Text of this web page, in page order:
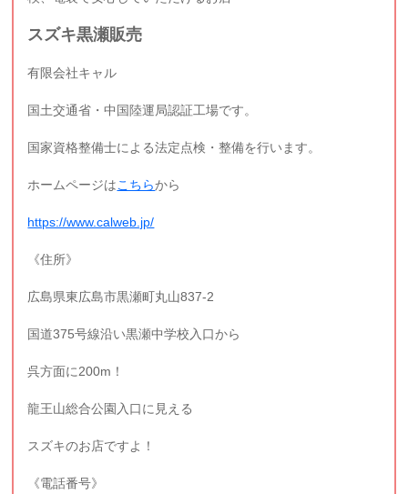
スズキ黒瀬販売
有限会社キャル
国土交通省・中国陸運局認証工場です。
国家資格整備士による法定点検・整備を行います。
ホームページはこちらから
https://www.calweb.jp/
《住所》
広島県東広島市黒瀬町丸山837-2
国道375号線沿い黒瀬中学校入口から
呉方面に200m！
龍王山総合公園入口に見える
スズキのお店ですよ！
《電話番号》